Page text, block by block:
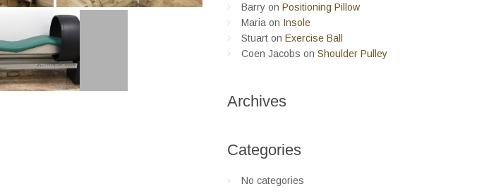
Barryon Positioning Pillow
Mariaon Insole
Stuarton Exercise Ball
Coen Jacobs on Shoulder Pulley
Archives
Categories
No categories